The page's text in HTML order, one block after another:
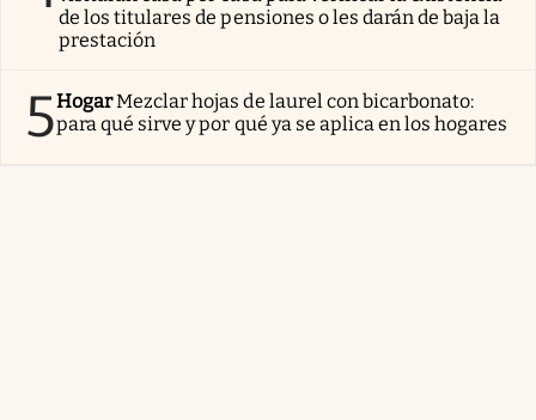
de los titulares de pensiones o les darán de baja la
prestación
5HogarMezclar hojas de laurel con bicarbonato:
para qué sirve y por qué ya se aplica en los hogares